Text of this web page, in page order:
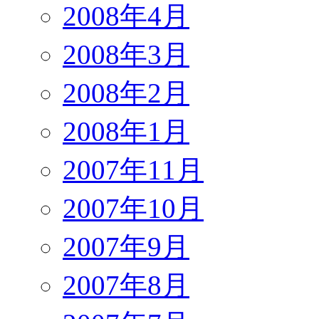
2008年4月
2008年3月
2008年2月
2008年1月
2007年11月
2007年10月
2007年9月
2007年8月